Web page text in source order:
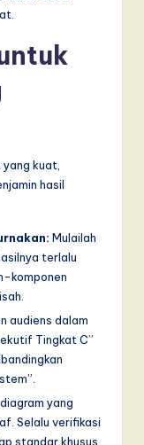
kuat,
hasil
Mulailah
terlalu
komponen
audiens dalam
Tingkat C”
yang
Selalu verifikasi
standar khusus